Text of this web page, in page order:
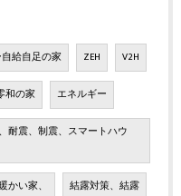
給自足の家 ZEH V2H
和の家 エネルギー
耐震、制震、スマートハウ
い家、 結露対策、結露